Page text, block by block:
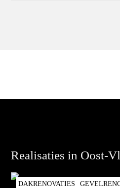
Realisaties in Oost-
DAKRENOVATIES